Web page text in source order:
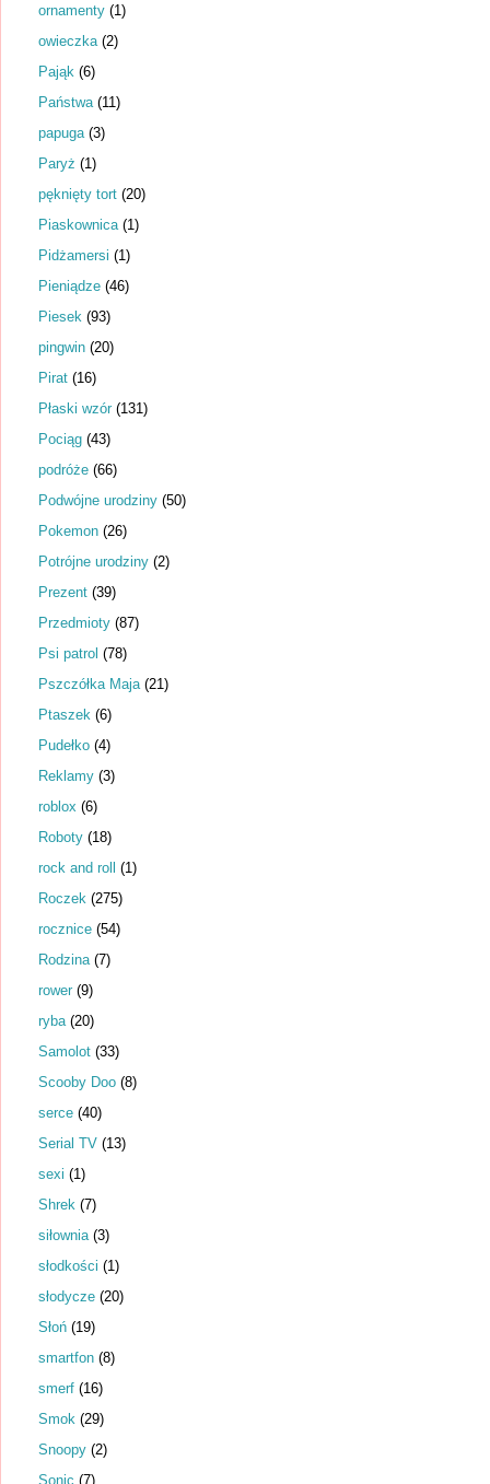
ornamenty (1)
owieczka (2)
Pająk (6)
Państwa (11)
papuga (3)
Paryż (1)
pęknięty tort (20)
Piaskownica (1)
Pidżamersi (1)
Pieniądze (46)
Piesek (93)
pingwin (20)
Pirat (16)
Płaski wzór (131)
Pociąg (43)
podróże (66)
Podwójne urodziny (50)
Pokemon (26)
Potrójne urodziny (2)
Prezent (39)
Przedmioty (87)
Psi patrol (78)
Pszczółka Maja (21)
Ptaszek (6)
Pudełko (4)
Reklamy (3)
roblox (6)
Roboty (18)
rock and roll (1)
Roczek (275)
rocznice (54)
Rodzina (7)
rower (9)
ryba (20)
Samolot (33)
Scooby Doo (8)
serce (40)
Serial TV (13)
sexi (1)
Shrek (7)
siłownia (3)
słodkości (1)
słodycze (20)
Słoń (19)
smartfon (8)
smerf (16)
Smok (29)
Snoopy (2)
Sonic (7)